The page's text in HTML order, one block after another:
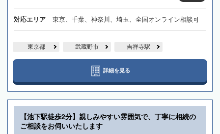
対応エリア 東京、千葉、神奈川、埼玉、全国オンライン相談可
東京都 武蔵野市 吉祥寺駅
詳細を見る
【池下駅徒歩2分】親しみやすい雰囲気で、丁寧に相続の
ご相談をお伺いいたします